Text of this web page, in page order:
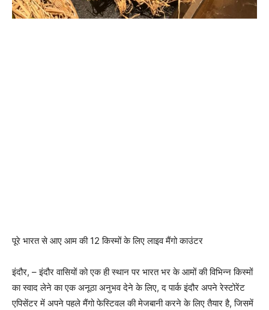
पूरे भारत से आए आम की 12 किस्मों के लिए लाइव मैंगो काउंटर
इंदौर, – इंदौर वासियों को एक ही स्थान पर भारत भर के आमों की विभिन्न किस्मों
का स्वाद लेने का एक अनूठा अनुभव देने के लिए, द पार्क इंदौर अपने रेस्टोरेंट
एपिसेंटर में अपने पहले मैंगो फेस्टिवल की मेजबानी करने के लिए तैयार है, जिसमें